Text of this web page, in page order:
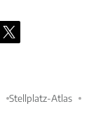
Stellplatz-Atlas